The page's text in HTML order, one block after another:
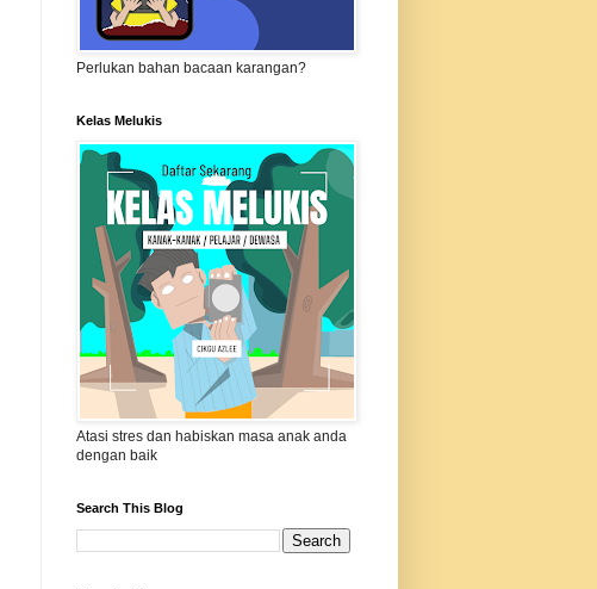
Perlukan bahan bacaan karangan?
Kelas Melukis
Atasi stres dan habiskan masa anak anda
dengan baik
Search This Blog